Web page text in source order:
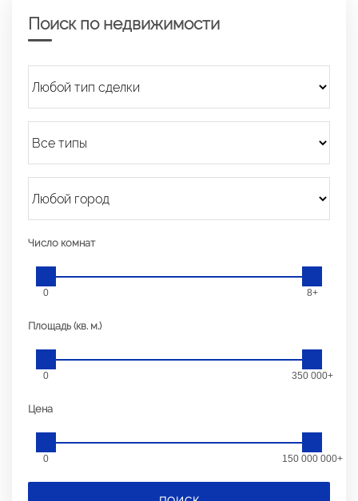
Поиск по недвижимости
Число комнат
0 8+
Площадь (кв. м.)
0 350 000+
Цена
0 150 000 000+